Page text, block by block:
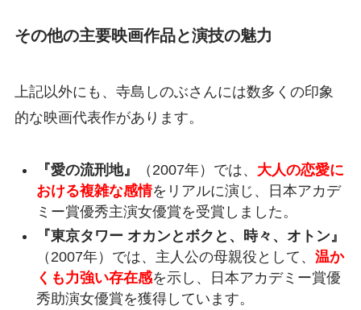
その他の主要映画作品と演技の魅力
上記以外にも、寺島しのぶさんには数多くの印象
的な映画代表作があります。
『愛の流刑地』 （2007年）では、 大人の恋愛に
おける複雑な感情をリアルに演じ、日本アカデ
ミー賞優秀主演女優賞を受賞しました。
『東京タワー オカンとボクと、時々、オトン』
（2007年）では、主人公の母親役として、 温か
くも力強い存在感を示し、日本アカデミー賞優
秀助演女優賞を獲得しています。